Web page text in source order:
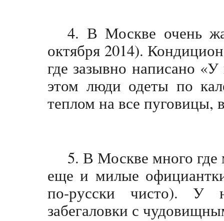
4. В Москве очень
октября 2014).
где зазывно написано
этом люди одеты по
теплом на все пуговицы,
5. В Москве много где
еще и милые
по-русски чисто). У
забегаловки с